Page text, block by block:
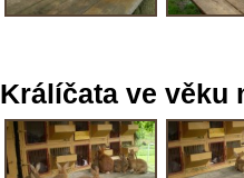
Králíčata ve věku